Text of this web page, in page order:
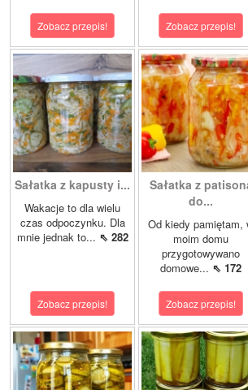
Zobacz przepis! Zobacz przepis!
Sałatka z kapusty i...
Wakacje to dla wielu
czas odpoczynku. Dla
mnie jednak to... ⇖ 282
Zobacz przepis!
Sałatka z
do...
Od kiedy pamiętam,
moim domu
przygotowywano
domowe... ⇖ 172
Zobacz przepis!